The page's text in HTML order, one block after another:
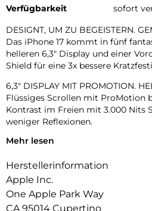
Verfügbarkeit
sofort
DESIGNT, UM ZU BEGEISTERN.
Das iPhone 17 kommt in fünf
helleren 6,3″ Display und einer
Shield für eine 3x bessere
6,3″ DISPLAY MIT PROMOTION.
Flüssiges Scrollen mit ProMotion
Kontrast im Freien mit 3.000 Nits
weniger Reflexionen.
UNGLAUBLICHE FOTOS.
2x Zoom in optischer Qualität und
Ultraweitwinkel-Kamera machst
Fotos ganz automatisch.
Mehr lesen
Herstellerinformation
Apple Inc.
One Apple Park Way
CA 95014 Cupertino